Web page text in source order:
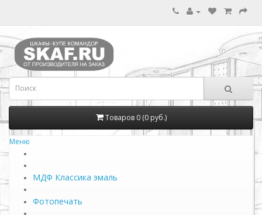
Товаров 0 (0 руб.)
Меню
МДФ Классика эмаль
Фотопечать